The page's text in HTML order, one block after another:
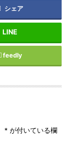
シェア
feedly
* が付いている欄